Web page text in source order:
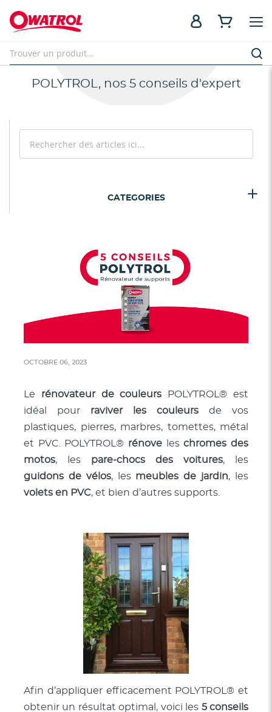
POLYTROL, nos 5 conseils d'expert
OCTOBRE 06, 2023
Le rénovateur de couleurs POLYTROL® est
idéal pour raviver les couleurs de vos
plastiques, pierres, marbres, tomettes, métal
et PVC. POLYTROL® rénove leschromes des
motos, les pare-chocs des voitures, les
guidons de vélos, les meubles de jardin, les
volets en PVC, et bien d’autres supports.
Afin d’appliquer efficacement POLYTROL® et
obtenir un résultat optimal, voici les 5 conseils
CATEGORIES